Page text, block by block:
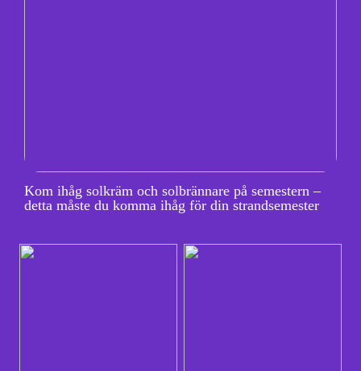
Kom ihåg solkräm och solbrännare på semestern –
detta måste du komma ihåg för din strandsemester